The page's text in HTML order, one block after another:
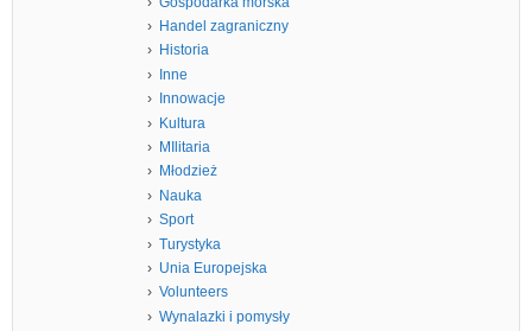
Handel zagraniczny
Historia
Inne
Innowacje
Kultura
MIlitaria
Młodzież
Nauka
Sport
Turystyka
Unia Europejska
Volunteers
Wynalazki i pomysły